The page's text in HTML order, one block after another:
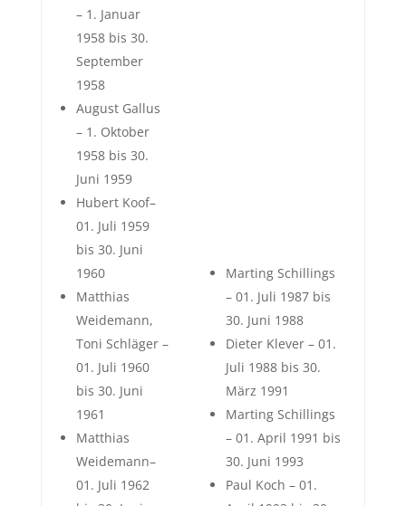
– 1. Januar
1958 bis 30.
September
1958
August Gallus
– 1. Oktober
1958 bis 30.
Juni 1959
Hubert Koof–
01. Juli 1959
bis 30. Juni
1960
Matthias
Weidemann,
Toni Schläger –
01. Juli 1960
bis 30. Juni
1961
Matthias
Weidemann–
01. Juli 1962
Marting Schillings
– 01. Juli 1987 bis
30. Juni 1988
Dieter Klever – 01.
Juli 1988 bis 30.
März 1991
Marting Schillings
– 01. April 1991 bis
30. Juni 1993
Paul Koch – 01.